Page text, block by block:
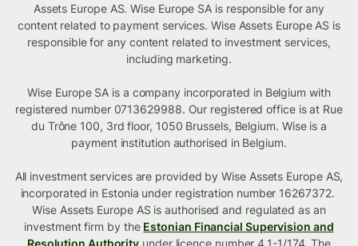
Assets Europe AS. Wise Europe SA is responsible for any
content related to payment services. Wise Assets Europe AS is
responsible for any content related to investment services,
including marketing.
Wise Europe SA is a company incorporated in Belgium with
registered number 0713629988. Our registered office is at Rue
du Trône 100, 3rd floor, 1050 Brussels, Belgium. Wise is a
payment institution authorised in Belgium.
All investment services are provided by Wise Assets Europe AS,
incorporated in Estonia under registration number 16267372.
Wise Assets Europe AS is authorised and regulated as an
investment firm by the Estonian Financial Supervision and
Resolution Authority under licence number 4.1-1/174. The